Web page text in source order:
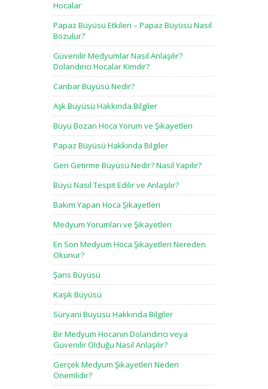
Hocalar
Papaz Büyüsü Etkileri – Papaz Büyüsü Nasıl
Bozulur?
Güvenilir Medyumlar Nasıl Anlaşılır?
Dolandırıcı Hocalar Kimdir?
Canbar Büyüsü Nedir?
Aşk Büyüsü Hakkında Bilgiler
Büyü Bozan Hoca Yorum ve Şikayetleri
Papaz Büyüsü Hakkında Bilgiler
Geri Getirme Büyüsü Nedir? Nasıl Yapılır?
Büyü Nasıl Tespit Edilir ve Anlaşılır?
Bakım Yapan Hoca Şikayetleri
Medyum Yorumları ve Şikayetleri
En Son Medyum Hoca Şikayetleri Nereden
Okunur?
Şans Büyüsü
Kaşık Büyüsü
Süryani Büyüsü Hakkında Bilgiler
Bir Medyum Hocanın Dolandırıcı veya
Güvenilir Olduğu Nasıl Anlaşılır?
Gerçek Medyum Şikayetleri Neden
Önemlidir?